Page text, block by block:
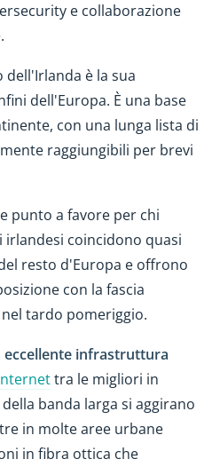
e collaborazione
è la sua
dell'Europa. È una base
con una lunga lista di
raggiungibili per brevi
punto a favore per chi
coincidono quasi
resto d'Europa e offrono
con la fascia
tardo pomeriggio.
eccellente infrastruttura
tra le migliori in
banda larga si aggirano
in molte aree urbane
in fibra ottica che